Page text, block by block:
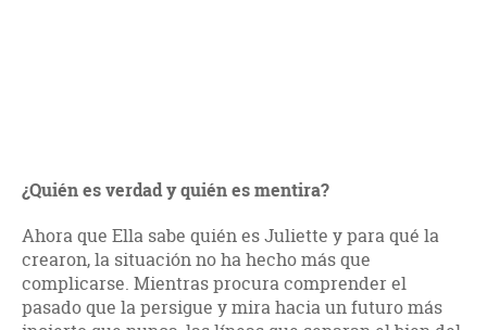
¿Quién es verdad y quién es mentira?
Ahora que Ella sabe quién es Juliette y para qué la
crearon, la situación no ha hecho más que
complicarse. Mientras procura comprender el
pasado que la persigue y mira hacia un futuro más